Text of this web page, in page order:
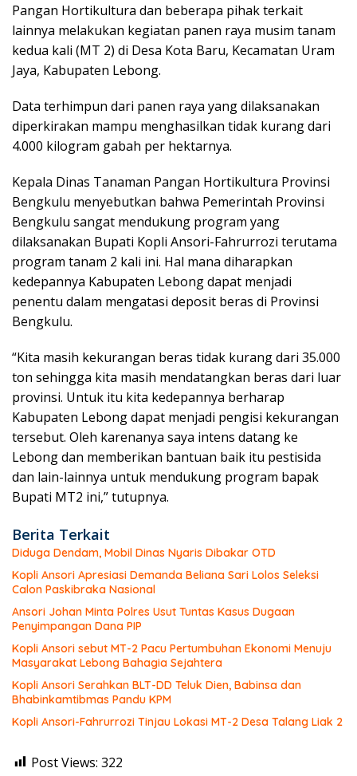
Pangan Hortikultura dan beberapa pihak terkait
lainnya melakukan kegiatan panen raya musim tanam
kedua kali (MT 2) di Desa Kota Baru, Kecamatan Uram
Jaya, Kabupaten Lebong.
Data terhimpun dari panen raya yang dilaksanakan
diperkirakan mampu menghasilkan tidak kurang dari
4.000 kilogram gabah per hektarnya.
Kepala Dinas Tanaman Pangan Hortikultura Provinsi
Bengkulu menyebutkan bahwa Pemerintah Provinsi
Bengkulu sangat mendukung program yang
dilaksanakan Bupati Kopli Ansori-Fahrurrozi terutama
program tanam 2 kali ini. Hal mana diharapkan
kedepannya Kabupaten Lebong dapat menjadi
penentu dalam mengatasi deposit beras di Provinsi
Bengkulu.
“Kita masih kekurangan beras tidak kurang dari 35.000
ton sehingga kita masih mendatangkan beras dari luar
provinsi. Untuk itu kita kedepannya berharap
Kabupaten Lebong dapat menjadi pengisi kekurangan
tersebut. Oleh karenanya saya intens datang ke
Lebong dan memberikan bantuan baik itu pestisida
dan lain-lainnya untuk mendukung program bapak
Bupati MT2 ini,” tutupnya.
Berita Terkait
Diduga Dendam, Mobil Dinas Nyaris Dibakar OTD
Kopli Ansori Apresiasi Demanda Beliana Sari Lolos Seleksi
Calon Paskibraka Nasional
Ansori Johan Minta Polres Usut Tuntas Kasus Dugaan
Penyimpangan Dana PIP
Kopli Ansori sebut MT-2 Pacu Pertumbuhan Ekonomi Menuju
Masyarakat Lebong Bahagia Sejahtera
Kopli Ansori Serahkan BLT-DD Teluk Dien, Babinsa dan
Bhabinkamtibmas Pandu KPM
Kopli Ansori-Fahrurrozi Tinjau Lokasi MT-2 Desa Talang Liak 2
Post Views: 322